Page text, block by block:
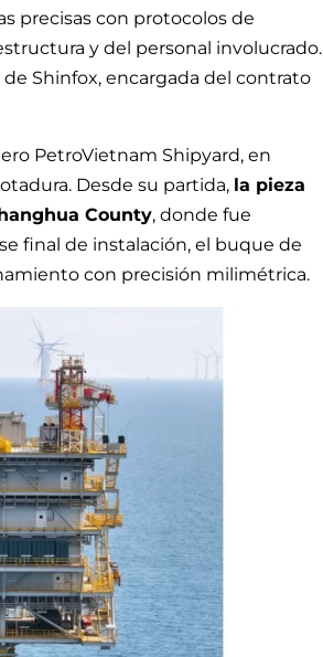
precisas con protocolos de
y del personal involucrado.
Shinfox, encargada del contrato
PetroVietnam Shipyard, en
Desde su partida, la pieza
County, donde fue
final de instalación, el buque de
con precisión milimétrica.